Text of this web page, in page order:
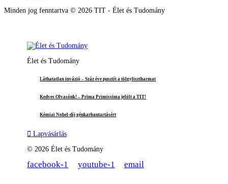
Minden jog fenntartva © 2026 TIT - Élet és Tudomány
Élet és Tudomány
Láthatatlan invázió – Száz éve pusztít a tölgylisztharmat
Kedves Olvasónk! – Prima Primissima jelölt a TIT!
Kémiai Nobel-díj génkarbantartásért
Lapvásárlás
© 2026 Élet és Tudomány
facebook-1 youtube-1 email